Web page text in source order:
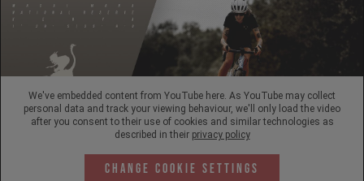
We've embedded content from YouTube here. As YouTube may collect
personal data and track your viewing behaviour, we'll only load the video
after you consent to their use of cookies and similar technologies as
described in their privacy policy
Change Cookie Settings